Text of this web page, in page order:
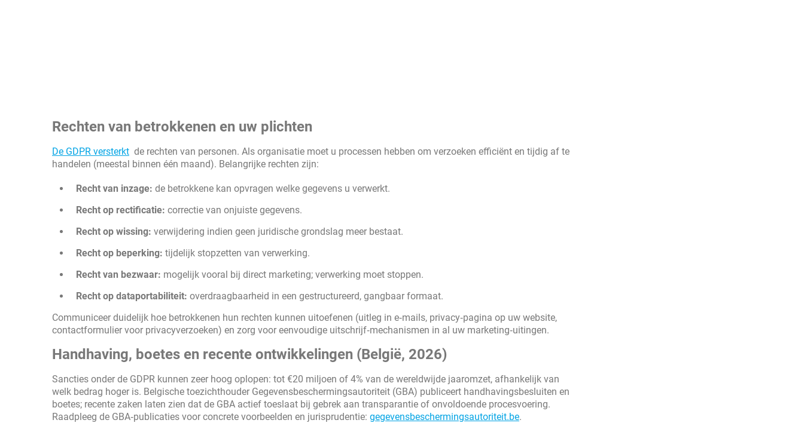
Rechten van betrokkenen en uw plichten
De GDPR versterkt de rechten van personen. Als organisatie moet u processen hebben om verzoeken efficiënt en tijdig af te
handelen (meestal binnen één maand). Belangrijke rechten zijn:
Recht van inzage: de betrokkene kan opvragen welke gegevens u verwerkt.
Recht op rectificatie: correctie van onjuiste gegevens.
Recht op wissing: verwijdering indien geen juridische grondslag meer bestaat.
Recht op beperking: tijdelijk stopzetten van verwerking.
Recht van bezwaar: mogelijk vooral bij direct marketing; verwerking moet stoppen.
Recht op dataportabiliteit: overdraagbaarheid in een gestructureerd, gangbaar formaat.
Communiceer duidelijk hoe betrokkenen hun rechten kunnen uitoefenen (uitleg in e‑mails, privacy‑pagina op uw website,
contactformulier voor privacyverzoeken) en zorg voor eenvoudige uitschrijf‑mechanismen in al uw marketing‑uitingen.
Handhaving, boetes en recente ontwikkelingen (België, 2026)
Sancties onder de GDPR kunnen zeer hoog oplopen: tot €20 miljoen of 4% van de wereldwijde jaaromzet, afhankelijk van
welk bedrag hoger is. Belgische toezichthouder Gegevensbeschermingsautoriteit (GBA) publiceert handhavingsbesluiten en
boetes; recente zaken laten zien dat de GBA actief toeslaat bij gebrek aan transparantie of onvoldoende procesvoering.
Raadpleeg de GBA‑publicaties voor concrete voorbeelden en jurisprudentie: gegevensbeschermingsautoriteit.be.